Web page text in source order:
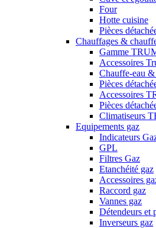
Four
Hotte cuisine
Pièces
Chauffages &
Gamme
Accessoires
Chauffe-eau
Pièces
Accessoires
Pièces
Climatiseurs
Equipements gaz
Indicateurs
GPL
Filtres Gaz
Etanchéité gaz
Accessoires
Raccord gaz
Vannes gaz
Détendeurs et
Inverseurs gaz